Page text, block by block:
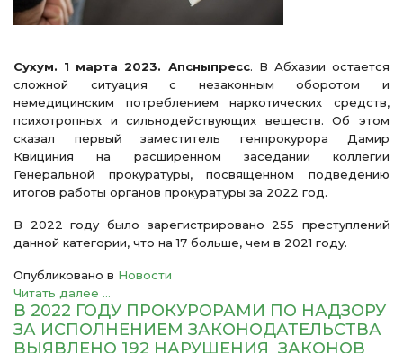
Сухум. 1 марта 2023. Апсныпресс. В Абхазии остается
сложной ситуация с незаконным оборотом и
немедицинским потреблением наркотических средств,
психотропных и сильнодействующих веществ. Об этом
сказал первый заместитель генпрокурора Дамир
Квициния на расширенном заседании коллегии
Генеральной прокуратуры, посвященном подведению
итогов работы органов прокуратуры за 2022 год.
В 2022 году было зарегистрировано 255 преступлений
данной категории, что на 17 больше, чем в 2021 году.
Опубликовано в Новости
Читать далее ...
В 2022 ГОДУ ПРОКУРОРАМИ ПО НАДЗОРУ
ЗА ИСПОЛНЕНИЕМ ЗАКОНОДАТЕЛЬСТВА
ВЫЯВЛЕНО 192 НАРУШЕНИЯ ЗАКОНОВ